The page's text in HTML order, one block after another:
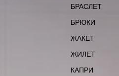
БРАСЛЕТ
БРЮКИ
ЖАКЕТ
ЖИЛЕТ
КАПРИ